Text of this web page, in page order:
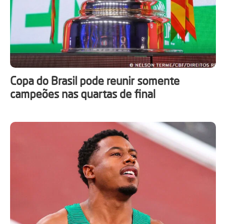
Copa do Brasil pode reunir somente
campeões nas quartas de final